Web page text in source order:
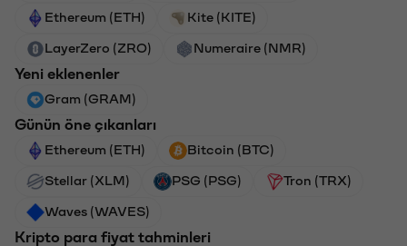
Ethereum (ETH) Kite (KITE)
LayerZero (ZRO) Numeraire (NMR)
Yeni eklenenler
Gram (GRAM)
Günün öne çıkanları
Ethereum (ETH) Bitcoin (BTC)
Stellar (XLM) PSG (PSG) Tron (TRX)
Waves (WAVES)
Kripto para fiyat tahminleri